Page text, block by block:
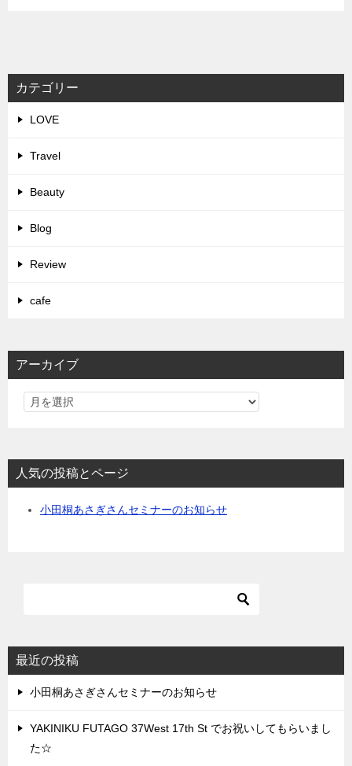
カテゴリー
LOVE
Travel
Beauty
Blog
Review
cafe
アーカイブ
人気の投稿とページ
小田桐あさぎさんセミナーのお知らせ
最近の投稿
小田桐あさぎさんセミナーのお知らせ
YAKINIKU FUTAGO 37West 17th St でお祝いしてもらいまし
た☆